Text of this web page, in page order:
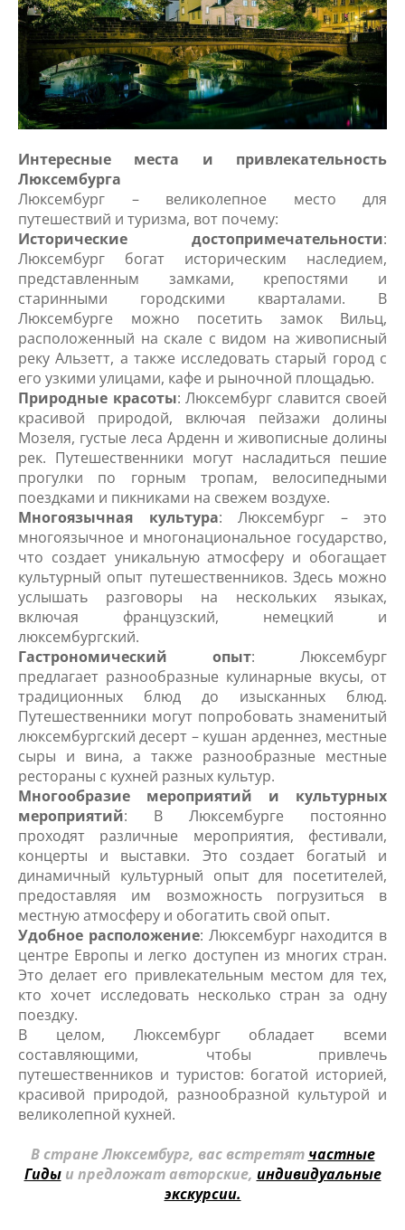
Интересные места и привлекательность
Люксембурга
Люксембург – великолепное место для
путешествий и туризма, вот почему:
Исторические достопримечательности:
Люксембург богат историческим наследием,
представленным замками, крепостями и
старинными городскими кварталами. В
Люксембурге можно посетить замок Вильц,
расположенный на скале с видом на живописный
реку Альзетт, а также исследовать старый город с
его узкими улицами, кафе и рыночной площадью.
Природные красоты: Люксембург славится своей
красивой природой, включая пейзажи долины
Мозеля, густые леса Арденн и живописные долины
рек. Путешественники могут насладиться пешие
прогулки по горным тропам, велосипедными
поездками и пикниками на свежем воздухе.
Многоязычная культура: Люксембург – это
многоязычное и многонациональное государство,
что создает уникальную атмосферу и обогащает
культурный опыт путешественников. Здесь можно
услышать разговоры на нескольких языках,
включая французский, немецкий и
люксембургский.
Гастрономический опыт: Люксембург
предлагает разнообразные кулинарные вкусы, от
традиционных блюд до изысканных блюд.
Путешественники могут попробовать знаменитый
люксембургский десерт – кушан арденнез, местные
сыры и вина, а также разнообразные местные
рестораны с кухней разных культур.
Многообразие мероприятий и культурных
мероприятий: В Люксембурге постоянно
проходят различные мероприятия, фестивали,
концерты и выставки. Это создает богатый и
динамичный культурный опыт для посетителей,
предоставляя им возможность погрузиться в
местную атмосферу и обогатить свой опыт.
Удобное расположение: Люксембург находится в
центре Европы и легко доступен из многих стран.
Это делает его привлекательным местом для тех,
кто хочет исследовать несколько стран за одну
поездку.
В целом, Люксембург обладает всеми
составляющими, чтобы привлечь
путешественников и туристов: богатой историей,
красивой природой, разнообразной культурой и
великолепной кухней.
В стране Люксембург, вас встретят частные
Гидыи предложат авторские, индивидуальные
экскурсии.